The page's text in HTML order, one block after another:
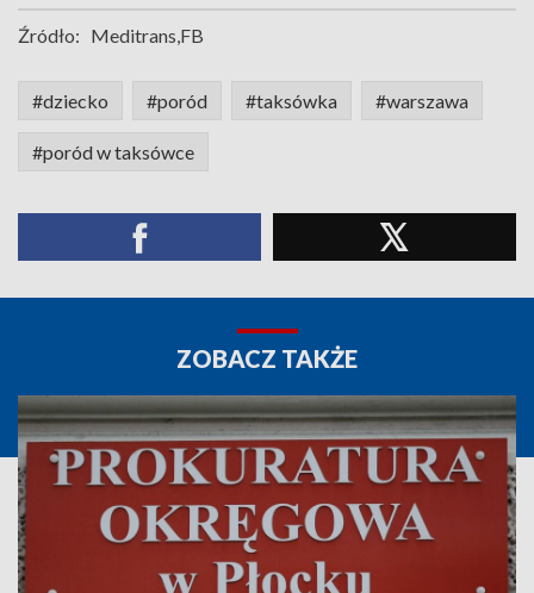
Źródło: Meditrans,FB
#dziecko #poród #taksówka #warszawa
#poród w taksówce
ZOBACZ TAKŻE